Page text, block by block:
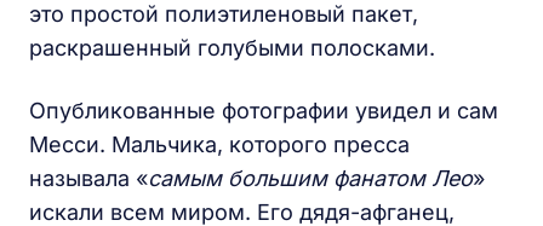
это простой полиэтиленовый пакет,
раскрашенный голубыми полосками.
Опубликованные фотографии увидел и сам
Месси. Мальчика, которого пресса
называла «самым большим фанатом Лео»
искали всем миром. Его дядя-афганец,